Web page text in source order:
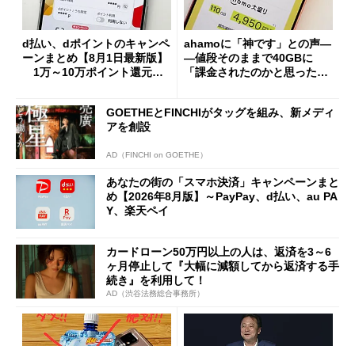
d払い、dポイントのキャンペ
ーンまとめ【8月1日最新版】
1万～10万ポイント還元の
ahamoに「神です」との声―
―値段そのままで40GBに
「課金されたのかと思った」
GOETHEとFINCHIがタッグを組み、新メディ
アを創設
AD（FINCHI on GOETHE）
あなたの街の「スマホ決済」キャンペーンまと
め【2026年8月版】～PayPay、d払い、au PA
Y、楽天ペイ
カードローン50万円以上の人は、返済を3～6
ヶ月停止して『大幅に減額してから返済する手
続き』を利用して！
AD（渋谷法務総合事務所）